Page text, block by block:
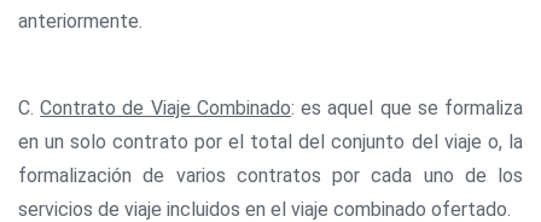
anteriormente.
C.Contrato de Viaje Combinado: es aquel que se formaliza
en un solo contrato por el total del conjunto del viaje o, la
formalización de varios contratos por cada uno de los
servicios de viaje incluidos en el viaje combinado ofertado.